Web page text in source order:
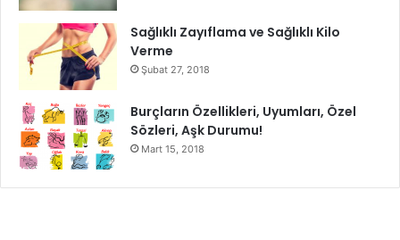
Sağlıklı Zayıflama ve Sağlıklı Kilo
Verme
Şubat 27, 2018
Burçların Özellikleri, Uyumları, Özel
Sözleri, Aşk Durumu!
Mart 15, 2018